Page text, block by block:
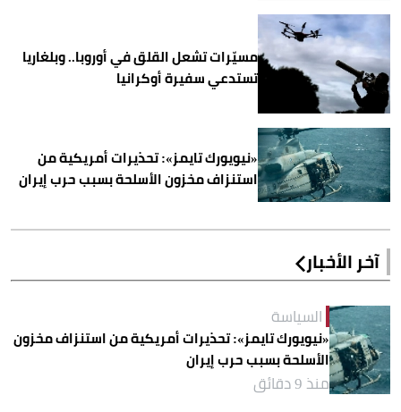
مسيّرات تشعل القلق في أوروبا.. وبلغاريا
تستدعي سفيرة أوكرانيا
«نيويورك تايمز»: تحذيرات أمريكية من
استنزاف مخزون الأسلحة بسبب حرب إيران
آخر الأخبار
السياسة
«نيويورك تايمز»: تحذيرات أمريكية من استنزاف مخزون
الأسلحة بسبب حرب إيران
منذ 9 دقائق